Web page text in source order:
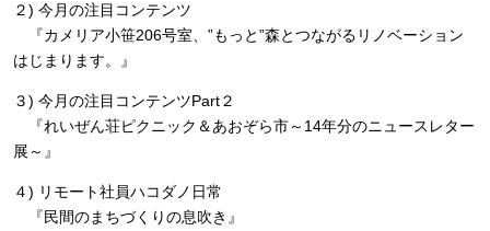
２) 今月の注目コンテンツ
『カメリア小笹206号室、”もっと”森とつながるリノベーション
はじまります。』
３) 今月の注目コンテンツPart２
『れいぜん荘ピクニック＆あおぞら市～14年分のニュースレター
展～』
４) リモート社員ハコダノ日常
『民間のまちづくりの息吹き』